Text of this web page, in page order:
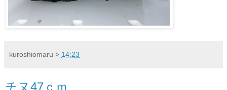
kuroshiomaru > 14:23
チヌ47ｃｍ